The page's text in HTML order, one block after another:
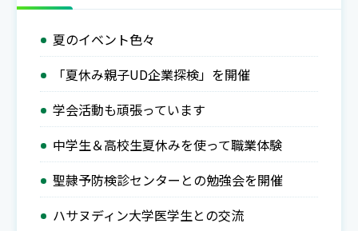
せていただきます。 平成30年3月2日
夏のイベント色々
「夏休み親子UD企業探検」を開催
学会活動も頑張っています
中学生＆高校生夏休みを使って職業体験
聖隷予防検診センターとの勉強会を開催
ハサヌディン大学医学生との交流